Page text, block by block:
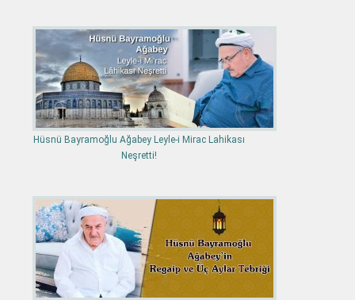
Hüsnü Bayramoğlu Ağabey Leyle-i Mirac Lahikası
Neşretti!